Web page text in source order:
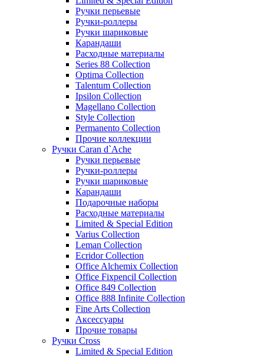
Ручки перьевые
Ручки-роллеры
Ручки шариковые
Карандаши
Расходные материалы
Series 88 Collection
Optima Collection
Talentum Collection
Ipsilon Collection
Magellano Collection
Style Collection
Permanento Collection
Прочие коллекции
Ручки Caran d`Ache
Ручки перьевые
Ручки-роллеры
Ручки шариковые
Карандаши
Подарочные наборы
Расходные материалы
Limited & Special Edition
Varius Collection
Leman Collection
Ecridor Collection
Office Alchemix Collection
Office Fixpencil Collection
Office 849 Collection
Office 888 Infinite Collection
Fine Arts Collection
Аксессуары
Прочие товары
Ручки Cross
Limited & Special Edition